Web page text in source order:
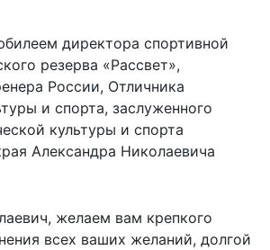
директора спортивной
резерва «Рассвет»,
России, Отличника
и спорта, заслуженного
культуры и спорта
Александра Николаевича
желаем вам крепкого
всех ваших желаний, долгой